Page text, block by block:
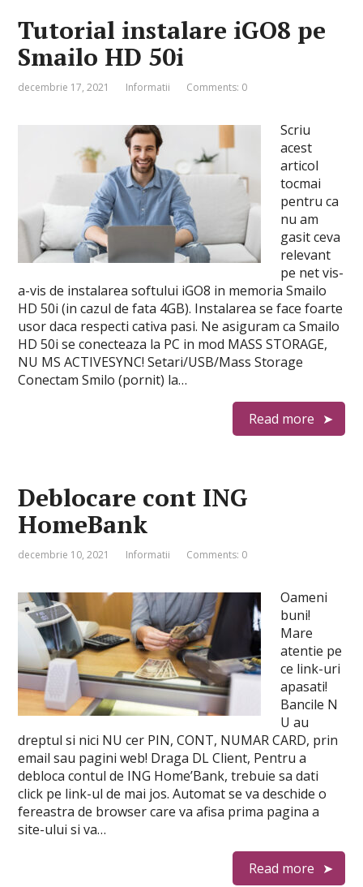
Tutorial instalare iGO8 pe
Smailo HD 50i
decembrie 17, 2021 Informatii Comments: 0
Scriu
acest
articol
tocmai
pentru ca
nu am
gasit ceva
relevant
pe net vis-
a-vis de instalarea softului iGO8 in memoria Smailo
HD 50i (in cazul de fata 4GB). Instalarea se face foarte
usor daca respecti cativa pasi. Ne asiguram ca Smailo
HD 50i se conecteaza la PC in mod MASS STORAGE,
NU MS ACTIVESYNC! Setari/USB/Mass Storage
Conectam Smilo (pornit) la…
Read more
Deblocare cont ING
HomeBank
decembrie 10, 2021 Informatii Comments: 0
Oameni
buni!
Mare
atentie pe
ce link-uri
apasati!
Bancile N
U au
dreptul si nici NU cer PIN, CONT, NUMAR CARD, prin
email sau pagini web! Draga DL Client, Pentru a
debloca contul de ING Home’Bank, trebuie sa dati
click pe link-ul de mai jos. Automat se va deschide o
fereastra de browser care va afisa prima pagina a
site-ului si va…
Read more